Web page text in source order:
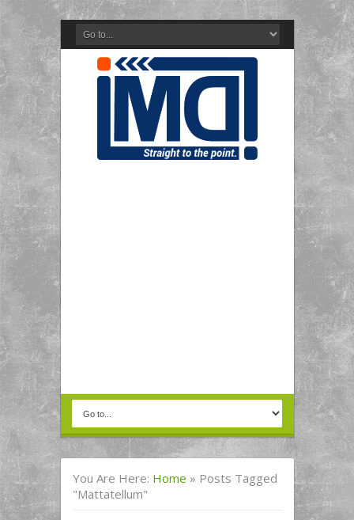
You Are Here: Home » Posts Tagged
"mattatellum"